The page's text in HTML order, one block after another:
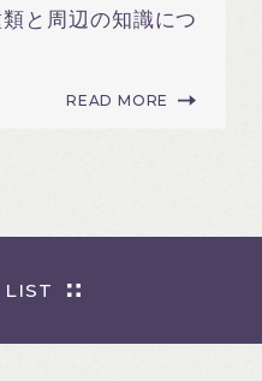
と周辺の知識につ
READ MORE
LIST